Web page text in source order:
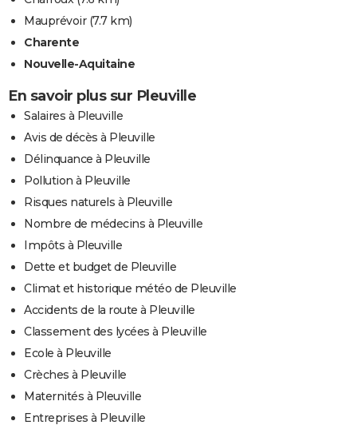
Mauprévoir(7.7 km)
Charente
Nouvelle-Aquitaine
En savoir plus sur Pleuville
Salaires à Pleuville
Avis de décès à Pleuville
Délinquance à Pleuville
Pollution à Pleuville
Risques naturels à Pleuville
Nombre de médecins à Pleuville
Impôts à Pleuville
Dette et budget de Pleuville
Climat et historique météo de Pleuville
Accidents de la route à Pleuville
Classement des lycées à Pleuville
Ecole à Pleuville
Crèches à Pleuville
Maternités à Pleuville
Entreprises à Pleuville